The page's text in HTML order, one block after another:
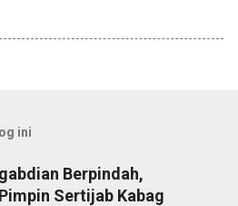
ini
Berpindah,
Sertijab Kabag